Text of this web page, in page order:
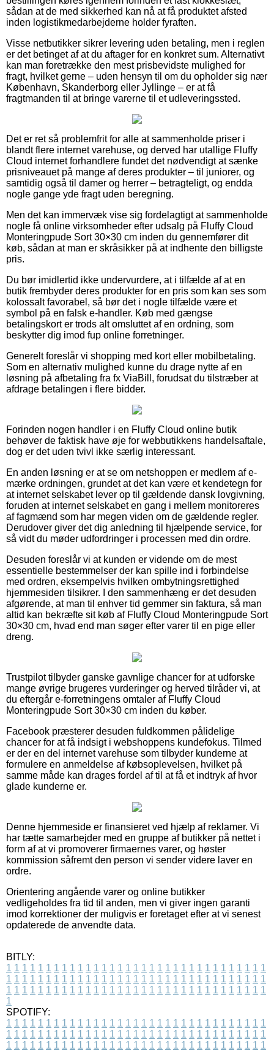
sådan at de med sikkerhed kan nå at få produktet afsted
inden logistikmedarbejderne holder fyraften.
Visse netbutikker sikrer levering uden betaling, men i reglen
er det betinget af at du aftager for en konkret sum. Alternativt
kan man foretrække den mest prisbevidste mulighed for
fragt, hvilket gerne – uden hensyn til om du opholder sig nær
København, Skanderborg eller Jyllinge – er at få
fragtmanden til at bringe varerne til et udleveringssted.
Det er ret så problemfrit for alle at sammenholde priser i
blandt flere internet varehuse, og derved har utallige Fluffy
Cloud internet forhandlere fundet det nødvendigt at sænke
prisniveauet på mange af deres produkter – til juniorer, og
samtidig også til damer og herrer – betragteligt, og endda
nogle gange yde fragt uden beregning.
Men det kan immervæk vise sig fordelagtigt at sammenholde
nogle få online virksomheder efter udsalg på Fluffy Cloud
Monteringpude Sort 30×30 cm inden du gennemfører dit
køb, sådan at man er skråsikker på at indhente den billigste
pris.
Du bør imidlertid ikke undervurdere, at i tilfælde af at en
butik frembyder deres produkter for en pris som kan ses som
kolossalt favorabel, så bør det i nogle tilfælde være et
symbol på en falsk e-handler. Køb med gængse
betalingskort er trods alt omsluttet af en ordning, som
beskytter dig imod fup online forretninger.
Generelt foreslår vi shopping med kort eller mobilbetaling.
Som en alternativ mulighed kunne du drage nytte af en
løsning på afbetaling fra fx ViaBill, forudsat du tilstræber at
afdrage betalingen i flere bidder.
Forinden nogen handler i en Fluffy Cloud online butik
behøver de faktisk have øje for webbutikkens handelsaftale,
dog er det uden tvivl ikke særlig interessant.
En anden løsning er at se om netshoppen er medlem af e-
mærke ordningen, grundet at det kan være et kendetegn for
at internet selskabet lever op til gældende dansk lovgivning,
foruden at internet selskabet en gang i mellem monitoreres
af fagmænd som har megen viden om de gældende regler.
Derudover giver det dig anledning til hjælpende service, for
så vidt du møder udfordringer i processen med din ordre.
Desuden foreslår vi at kunden er vidende om de mest
essentielle bestemmelser der kan spille ind i forbindelse
med ordren, eksempelvis hvilken ombytningsrettighed
hjemmesiden tilsikrer. I den sammenhæng er det desuden
afgørende, at man til enhver tid gemmer sin faktura, så man
altid kan bekræfte sit køb af Fluffy Cloud Monteringpude Sort
30×30 cm, hvad end man søger efter varer til en pige eller
dreng.
Trustpilot tilbyder ganske gavnlige chancer for at udforske
mange øvrige brugeres vurderinger og herved tilråder vi, at
du eftergår e-forretningens omtaler af Fluffy Cloud
Monteringpude Sort 30×30 cm inden du køber.
Facebook præsterer desuden fuldkommen pålidelige
chancer for at få indsigt i webshoppens kundefokus. Tilmed
er der en del internet varehuse som tilbyder kunderne at
formulere en anmeldelse af købsoplevelsen, hvilket på
samme måde kan drages fordel af til at få et indtryk af hvor
glade kunderne er.
Denne hjemmeside er finansieret ved hjælp af reklamer. Vi
har tætte samarbejder med en gruppe af butikker på nettet i
form af at vi promoverer firmaernes varer, og høster
kommission såfremt den person vi sender videre laver en
ordre.
Orientering angående varer og online butikker
vedligeholdes fra tid til anden, men vi giver ingen garanti
imod korrektioner der muligvis er foretaget efter at vi senest
opdaterede de anvendte data.
BITLY:
1 1 1 1 1 1 1 1 1 1 1 1 1 1 1 1 1 1 1 1 1 1 1 1 1 1 1 1 1 1 1 1 1
1 1 1 1 1 1 1 1 1 1 1 1 1 1 1 1 1 1 1 1 1 1 1 1 1 1 1 1 1 1 1 1 1
1 1 1 1 1 1 1 1 1 1 1 1 1 1 1 1 1 1 1 1 1 1 1 1 1 1 1 1 1 1 1 1 1
1
SPOTIFY:
1 1 1 1 1 1 1 1 1 1 1 1 1 1 1 1 1 1 1 1 1 1 1 1 1 1 1 1 1 1 1 1 1
1 1 1 1 1 1 1 1 1 1 1 1 1 1 1 1 1 1 1 1 1 1 1 1 1 1 1 1 1 1 1 1 1
1 1 1 1 1 1 1 1 1 1 1 1 1 1 1 1 1 1 1 1 1 1 1 1 1 1 1 1 1 1 1 1 1